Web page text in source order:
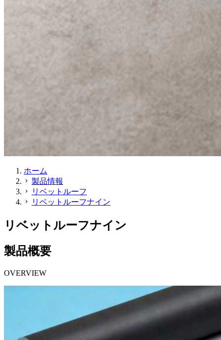
ホーム
chevron_right 製品情報
chevron_right リベットルーフ
chevron_right リベットルーフナイン
リベットルーフナイン
製品概要
OVERVIEW